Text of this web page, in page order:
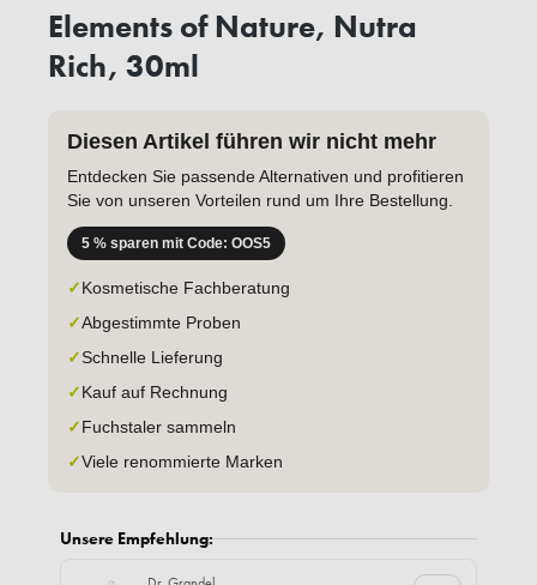
Elements of Nature, Nutra
Rich, 30ml
Diesen Artikel führen wir nicht mehr
Entdecken Sie passende Alternativen und profitieren
Sie von unseren Vorteilen rund um Ihre Bestellung.
5 % sparen mit Code: OOS5
✓Kosmetische Fachberatung
✓Abgestimmte Proben
✓Schnelle Lieferung
✓Kauf auf Rechnung
✓Fuchstaler sammeln
✓Viele renommierte Marken
Unsere Empfehlung: